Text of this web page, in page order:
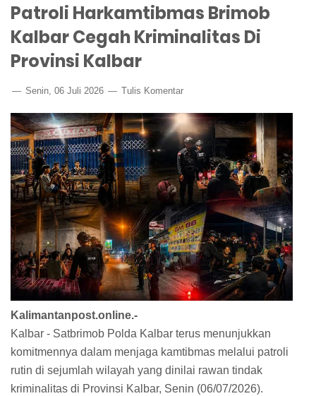
Patroli Harkamtibmas Brimob
Kalbar Cegah Kriminalitas Di
Provinsi Kalbar
Senin, 06 Juli 2026 Tulis Komentar
Kalimantanpost.online.-
Kalbar - Satbrimob Polda Kalbar terus menunjukkan
komitmennya dalam menjaga kamtibmas melalui patroli
rutin di sejumlah wilayah yang dinilai rawan tindak
kriminalitas di Provinsi Kalbar, Senin (06/07/2026).